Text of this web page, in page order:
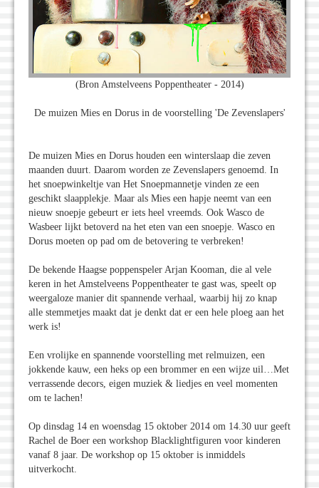
(Bron Amstelveens Poppentheater - 2014)
De muizen Mies en Dorus in de voorstelling 'De Zevenslapers'
De muizen Mies en Dorus houden een winterslaap die zeven
maanden duurt. Daarom worden ze Zevenslapers genoemd. In
het snoepwinkeltje van Het Snoepmannetje vinden ze een
geschikt slaapplekje. Maar als Mies een hapje neemt van een
nieuw snoepje gebeurt er iets heel vreemds. Ook Wasco de
Wasbeer lijkt betoverd na het eten van een snoepje. Wasco en
Dorus moeten op pad om de betovering te verbreken!
De bekende Haagse poppenspeler Arjan Kooman, die al vele
keren in het Amstelveens Poppentheater te gast was, speelt op
weergaloze manier dit spannende verhaal, waarbij hij zo knap
alle stemmetjes maakt dat je denkt dat er een hele ploeg aan het
werk is!
Een vrolijke en spannende voorstelling met relmuizen, een
jokkende kauw, een heks op een brommer en een wijze uil…Met
verrassende decors, eigen muziek & liedjes en veel momenten
om te lachen!
Op dinsdag 14 en woensdag 15 oktober 2014 om 14.30 uur geeft
Rachel de Boer een workshop Blacklightfiguren voor kinderen
vanaf 8 jaar. De workshop op 15 oktober is inmiddels
uitverkocht.